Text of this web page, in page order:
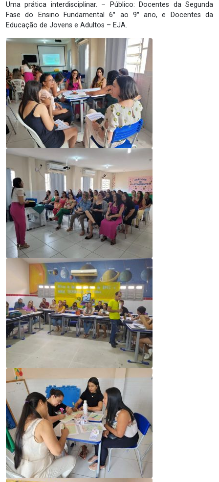
Uma prática interdisciplinar. – Público: Docentes da Segunda
Fase do Ensino Fundamental 6° ao 9° ano, e Docentes da
Educação de Jovens e Adultos – EJA.